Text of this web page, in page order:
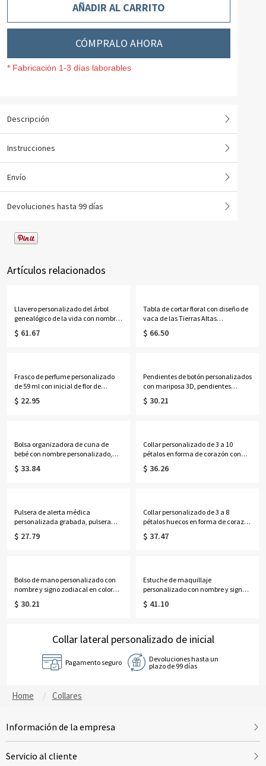
AÑADIR AL CARRITO
CÓMPRALO AHORA
* Fabricación 1-3 días laborables
Descripción
Instrucciones
Envío
Devoluciones hasta 99 días
Artículos relacionados
Llavero personalizado del árbol
genealógico de la vida con nombres
de 1 a 13 niños
$ 61.67
Tabla de cortar floral con diseño de
vaca de las Tierras Altas
personalizada con nombre, tabla
para servir embutidos de estilo
mamá/ella.
$ 66.50
Frasco de perfume personalizado
de 59 ml con inicial de flor de
nacimiento y efecto nácar,
recuerdo para despedida de soltera,
$ 22.95
Pendientes de botón personalizados
con mariposa 3D, pendientes
delicados de plata de ley 925,
regalos de cumpleaños/Día de la
$ 30.21
Bolsa organizadora de cuna de
bebé con nombre personalizado,
bolsa de almacenamiento colgante
de algodón para guardería, bolsillo
$ 33.84
Collar personalizado de 3 a 10
pétalos en forma de corazón con
piedras de nacimiento y nombres,
delicada joyería floral familiar,
$ 36.26
Pulsera de alerta médica
personalizada grabada, pulsera
ajustable de identificación médica
de contacto de emergencia, regalo
$ 27.79
Collar personalizado de 3 a 8
pétalos huecos en forma de corazón
con piedras de nacimiento y
nombres, delicada joyería floral
$ 37.47
Bolso de mano personalizado con
nombre y signo zodiacal en color
neón, bolso de playa de PVC
transparente con asas de cuerda,
de la astrología.
$ 30.21
Estuche de maquillaje
personalizado con nombre y signo
zodiacal, espejo con luz LED de tres
colores, joyero de viaje, regalo de
astrología.
$ 41.10
Collar lateral personalizado de inicial
Pagamento seguro
Devoluciones hasta un
plazo de 99 días
Home Collares
Información de la empresa
Servicio al cliente